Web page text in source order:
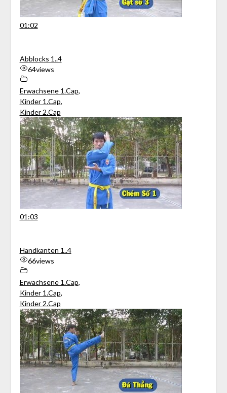
01:02
Abblocks 1..4
64views
Erwachsene 1.Cap,
Kinder 1.Cap,
Kinder 2.Cap
01:03
Handkanten 1..4
66views
Erwachsene 1.Cap,
Kinder 1.Cap,
Kinder 2.Cap